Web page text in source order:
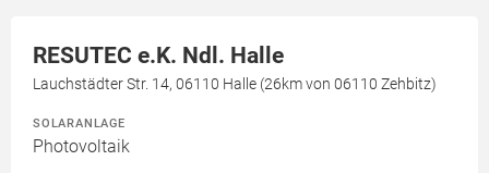
RESUTEC e.K. Ndl. Halle
Lauchstädter Str. 14, 06110 Halle (26km von 06110 Zehbitz)
SOLARANLAGE
Photovoltaik